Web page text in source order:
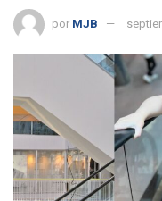
por MJB